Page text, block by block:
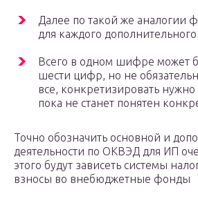
Далее по такой же аналогии
для каждого
Всего в одном шифре может
шести цифр, но не
все, конкретизировать
пока не станет понятен
Точно обозначить основной и
деятельности по ОКВЭД для ИП
этого будут зависеть системы
взносы во внебюджетные фонды